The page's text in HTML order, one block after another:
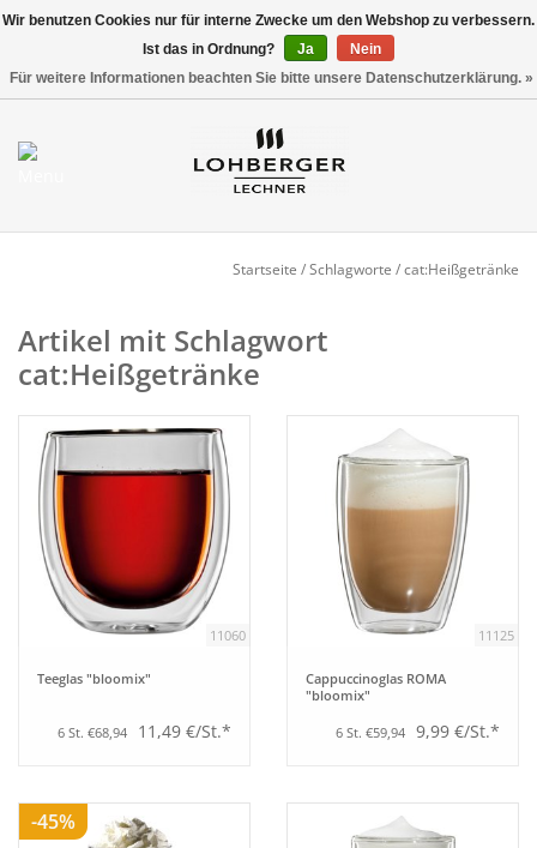
Mein Konto / Kundenkonto
NEU
Gedeckter Tisch
Buffet
Fingerfood
Aufsteller
Tafeln
Einrichtung
Startseite /Schlagworte /cat:Heißgetränke
Artikel mit Schlagwort
cat:Heißgetränke
11060
Teeglas "bloomix"
6 St. €68,94 11,49 €/St.*
11125
Cappuccinoglas ROMA
"bloomix"
6 St. €59,94 9,99 €/St.*
-45%
Wir benutzen Cookies nur für interne Zwecke um den Webshop zu verbessern.
Ist das in Ordnung?
Ja
Nein
Für weitere Informationen beachten Sie bitte unsere Datenschutzerklärung. »